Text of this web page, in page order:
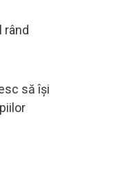
rând
să își